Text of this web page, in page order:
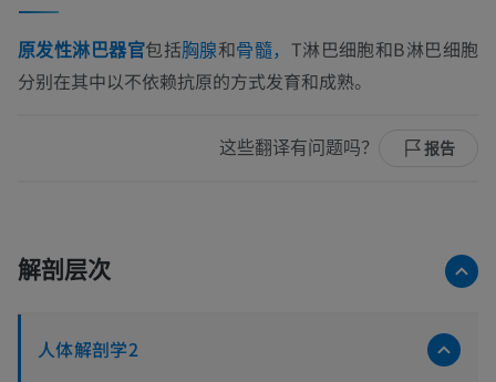
原发性淋巴器官包括胸腺和骨髓， T淋巴细胞和B淋巴细胞
分别在其中以不依赖抗原的方式发育和成熟。
这些翻译有问题吗？ 报告
解剖层次
人体解剖学2